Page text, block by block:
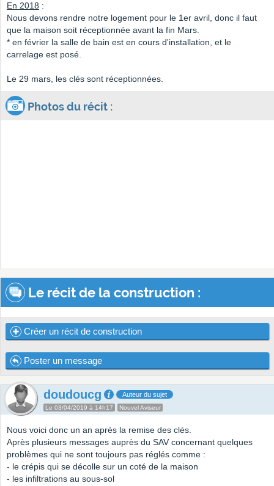
En 2018 :
Nous devons rendre notre logement pour le 1er avril, donc il faut
que la maison soit réceptionnée avant la fin Mars.
* en février la salle de bain est en cours d'installation, et le
carrelage est posé.
Le 29 mars, les clés sont réceptionnées.
Photos du récit :
Le récit de la construction :
Créer un récit de construction
Poster un message
doudoucg Auteur du sujet
Le 03/04/2019 à 14h17 Nouvel Aviseur
Nous voici donc un an après la remise des clés.
Après plusieurs messages auprès du SAV concernant quelques
problèmes qui ne sont toujours pas réglés comme :
- le crépis qui se décolle sur un coté de la maison
- les infiltrations au sous-sol